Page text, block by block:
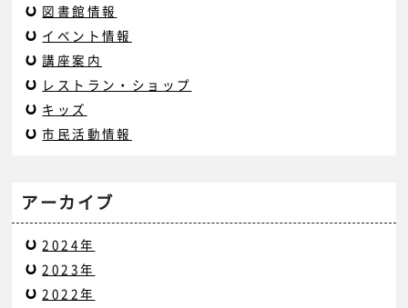
図書館情報
イベント情報
講座案内
レストラン・ショップ
キッズ
市民活動情報
アーカイブ
2024年
2023年
2022年